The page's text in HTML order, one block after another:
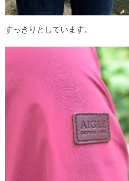
すっきりとしています。